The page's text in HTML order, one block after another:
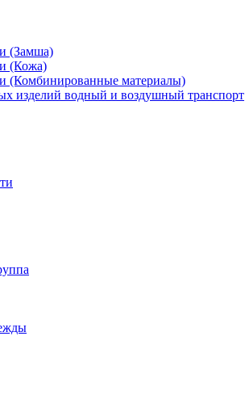
(Замша)
(Кожа)
(Комбинированные материалы)
изделий водный и воздушный транспорт